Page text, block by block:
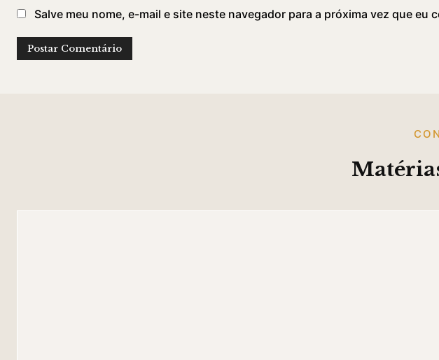
Salve meu nome, e-mail e site neste navegador para a próxima vez que eu